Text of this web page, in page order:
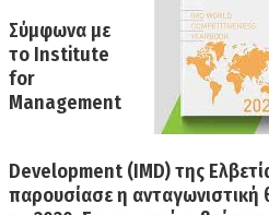
Σύμφωνα με
το Institute
for
Management
Development (IMD) της
παρουσίασε η ανταγωνιστική